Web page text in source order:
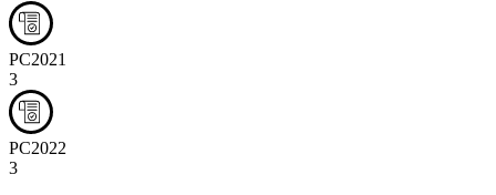
PC2021
3
PC2022
3